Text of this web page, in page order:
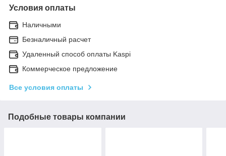
Условия оплаты
Наличными
Безналичный расчет
Удаленный способ оплаты Kaspi
Коммерческое предложение
Все условия оплаты
Подобные товары компании